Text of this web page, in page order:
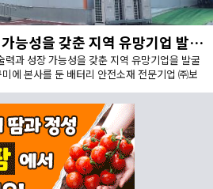
구미시, 기술력과 성장 가능성을 갖춘 지역 유망기업 발굴·성장 지원
과 성장 가능성을 갖춘 지역 유망기업을 발굴
에 본사를 둔 배터리 안전소재 전문기업 ㈜보
산거점을 구축한다.